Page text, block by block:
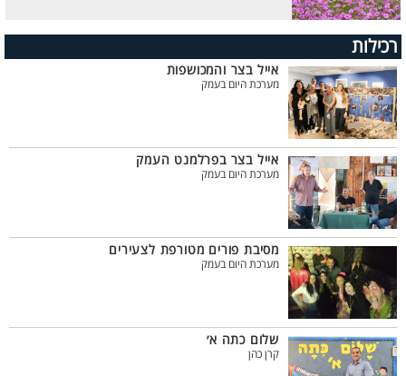
רכילות
אייל בצר והמכושפות
מערכת היום בעמק
אייל בצר בפרלמנט העמק
מערכת היום בעמק
מסיבת פורים מטורפת לצעירים
מערכת היום בעמק
שלום כתה א׳
קרן כהן